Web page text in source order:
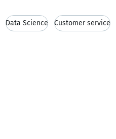
Data Science Customer service